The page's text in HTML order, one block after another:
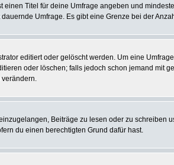
Titel für deine Umfrage angeben und
Umfrage. Es gibt eine Grenze bei der
editiert oder gelöscht werden. Um eine
oder löschen; falls jedoch schon jemand mit
verändern.
Beiträge zu lesen oder zu
du einen berechtigten Grund dafür hast.